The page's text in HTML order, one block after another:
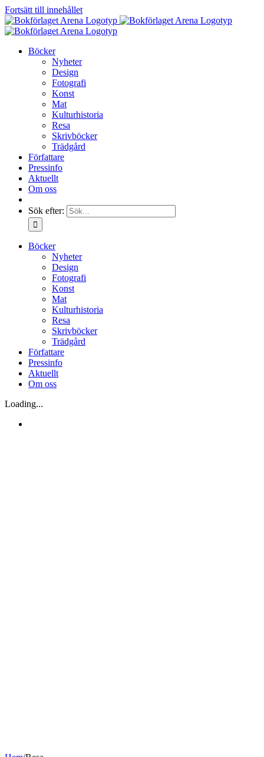
Fortsätt till innehållet
Böcker
Nyheter
Design
Fotografi
Konst
Mat
Kulturhistoria
Resa
Skrivböcker
Trädgård
Författare
Pressinfo
Aktuellt
Om oss
Sök efter:
Böcker
Nyheter
Design
Fotografi
Konst
Mat
Kulturhistoria
Resa
Skrivböcker
Trädgård
Författare
Pressinfo
Aktuellt
Om oss
Loading...